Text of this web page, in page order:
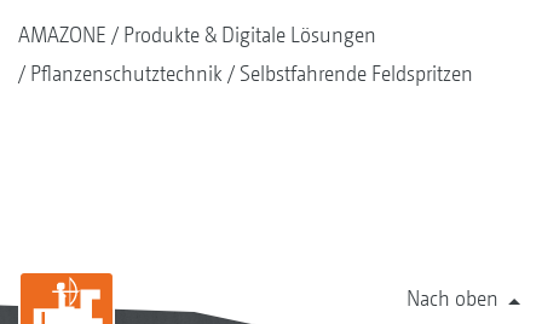
AMAZONE
Produkte & Digitale Lösungen
Pflanzenschutztechnik
Selbstfahrende Feldspritzen
Nach oben